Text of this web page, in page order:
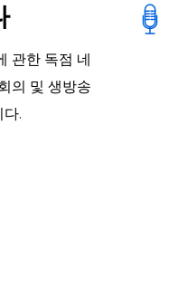
관한 독점 네
의 및 생방송
.